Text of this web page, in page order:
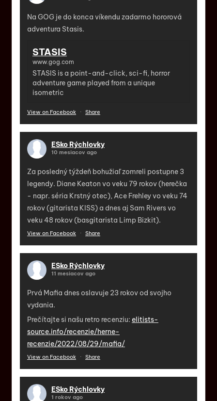
Na GOG je do konca víkendu zadarmo hororová
adventura Stasis.
STASIS
www.gog.com
STASIS is a point-and-click, sci-fi, horror
adventure game played from a unique
isometric
View on Facebook · Share
ESko Rýchlovky
10 mesiacov ago
Za posledný týždeň bohužiaľ zomreli postupne 3
legendy. Diane Keaton vo veku 79 rokov (herečka
- napr. séria Krstný otec), Ace Frehley vo veku 74
rokov (gitarista KISS) a dnes aj Sam Rivers vo
veku 48 rokov (basgitarista Limp Bizkit).
View on Facebook · Share
ESko Rýchlovky
11 mesiacov ago
Prvá Mafia dnes oslavuje 23 rokov od svojho
vydania.
Prečítajte si našu retro recenziu: elitists-
source.info/recenzie/herne-
recenzie/2022/08/29/mafia/
View on Facebook · Share
ESko Rýchlovky
1 rokov ago